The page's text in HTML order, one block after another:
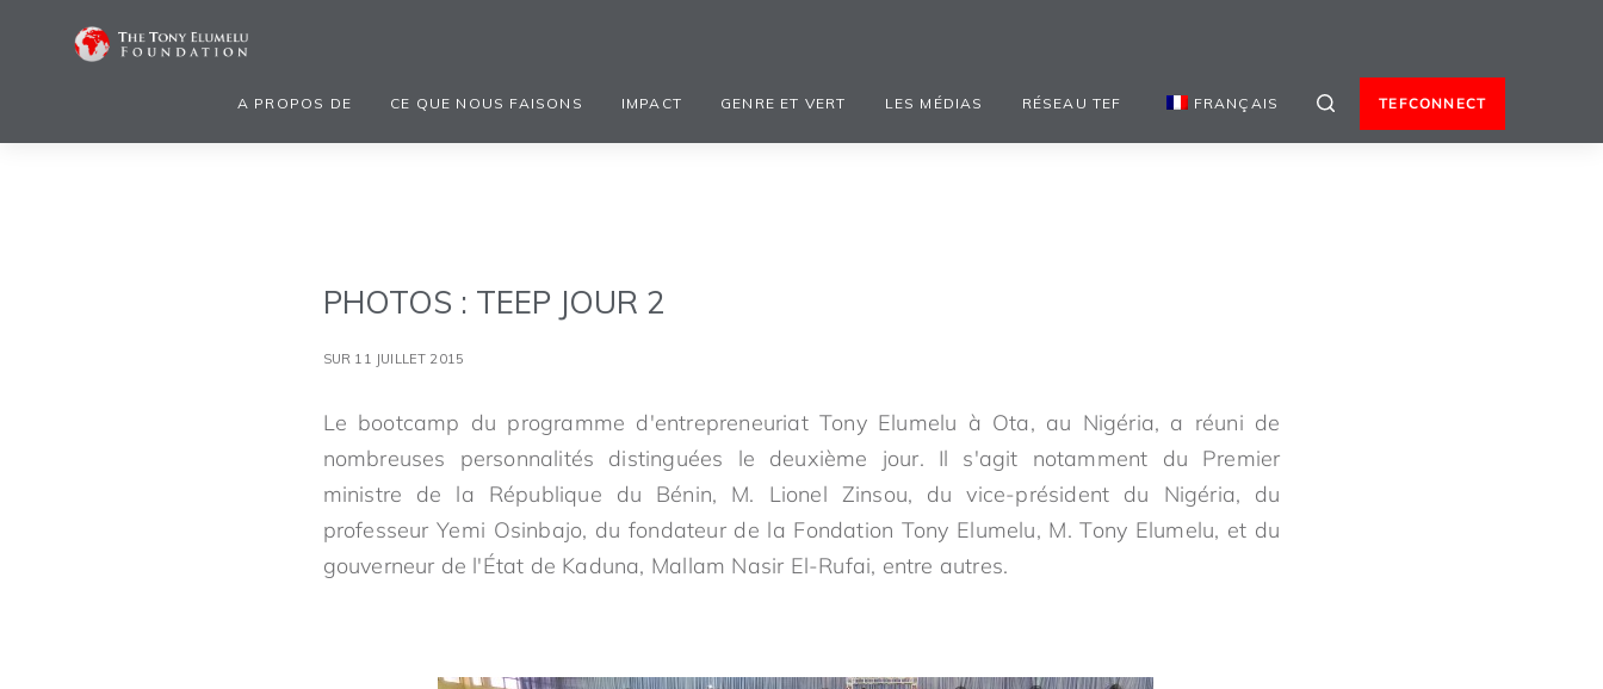
A PROPOS DE CE QUE NOUS FAISONS IMPACT GENRE ET VERT LES MÉDIAS RÉSEAU TEF FRANÇAIS TEFCONNECT
PHOTOS : TEEP JOUR 2
SUR 11 JUILLET 2015
Le bootcamp du programme d'entrepreneuriat Tony Elumelu à Ota, au Nigéria, a réuni de
nombreuses personnalités distinguées le deuxième jour. Il s'agit notamment du Premier
ministre de la République du Bénin, M. Lionel Zinsou, du vice-président du Nigéria, du
professeur Yemi Osinbajo, du fondateur de la Fondation Tony Elumelu, M. Tony Elumelu, et du
gouverneur de l'État de Kaduna, Mallam Nasir El-Rufai, entre autres.